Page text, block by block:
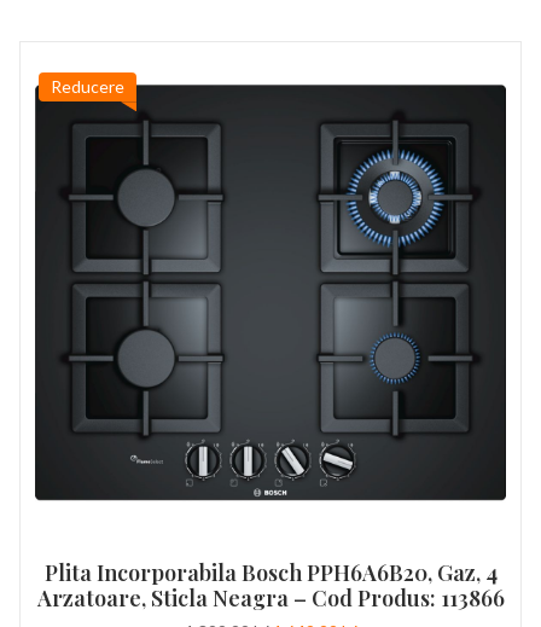
Reducere
Plita Incorporabila Bosch PPH6A6B20, Gaz, 4
Arzatoare, Sticla Neagra – Cod Produs: 113866